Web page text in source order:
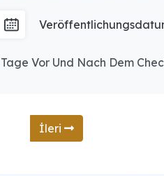
Vor Und Nach Dem
İleri